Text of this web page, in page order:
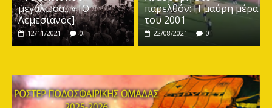
μεγάλωσα…» [Ο
Λεμεσιανός]
12/11/2021 0
παρελθόν: Η μαύρη μέρα
του 2001
22/08/2021 0